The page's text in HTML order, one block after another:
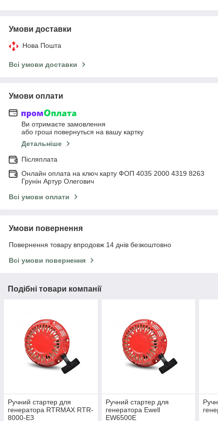
Умови доставки
Нова Пошта
Всі умови доставки
Умови оплати
Ви отримаєте замовлення
або гроші повернуться на вашу картку
Детальніше
Післяплата
Онлайн оплата на ключ карту ФОП 4035 2000 4319 8263
Грунін Артур Олегович
Всі умови оплати
Умови повернення
Повернення товару впродовж 14 днів безкоштовно
Всі умови повернення
Подібні товари компанії
Ручний стартер для
генератора RTRMAX RTR-
8000-E3
Ручний стартер для
генератора Ewell
EW6500E